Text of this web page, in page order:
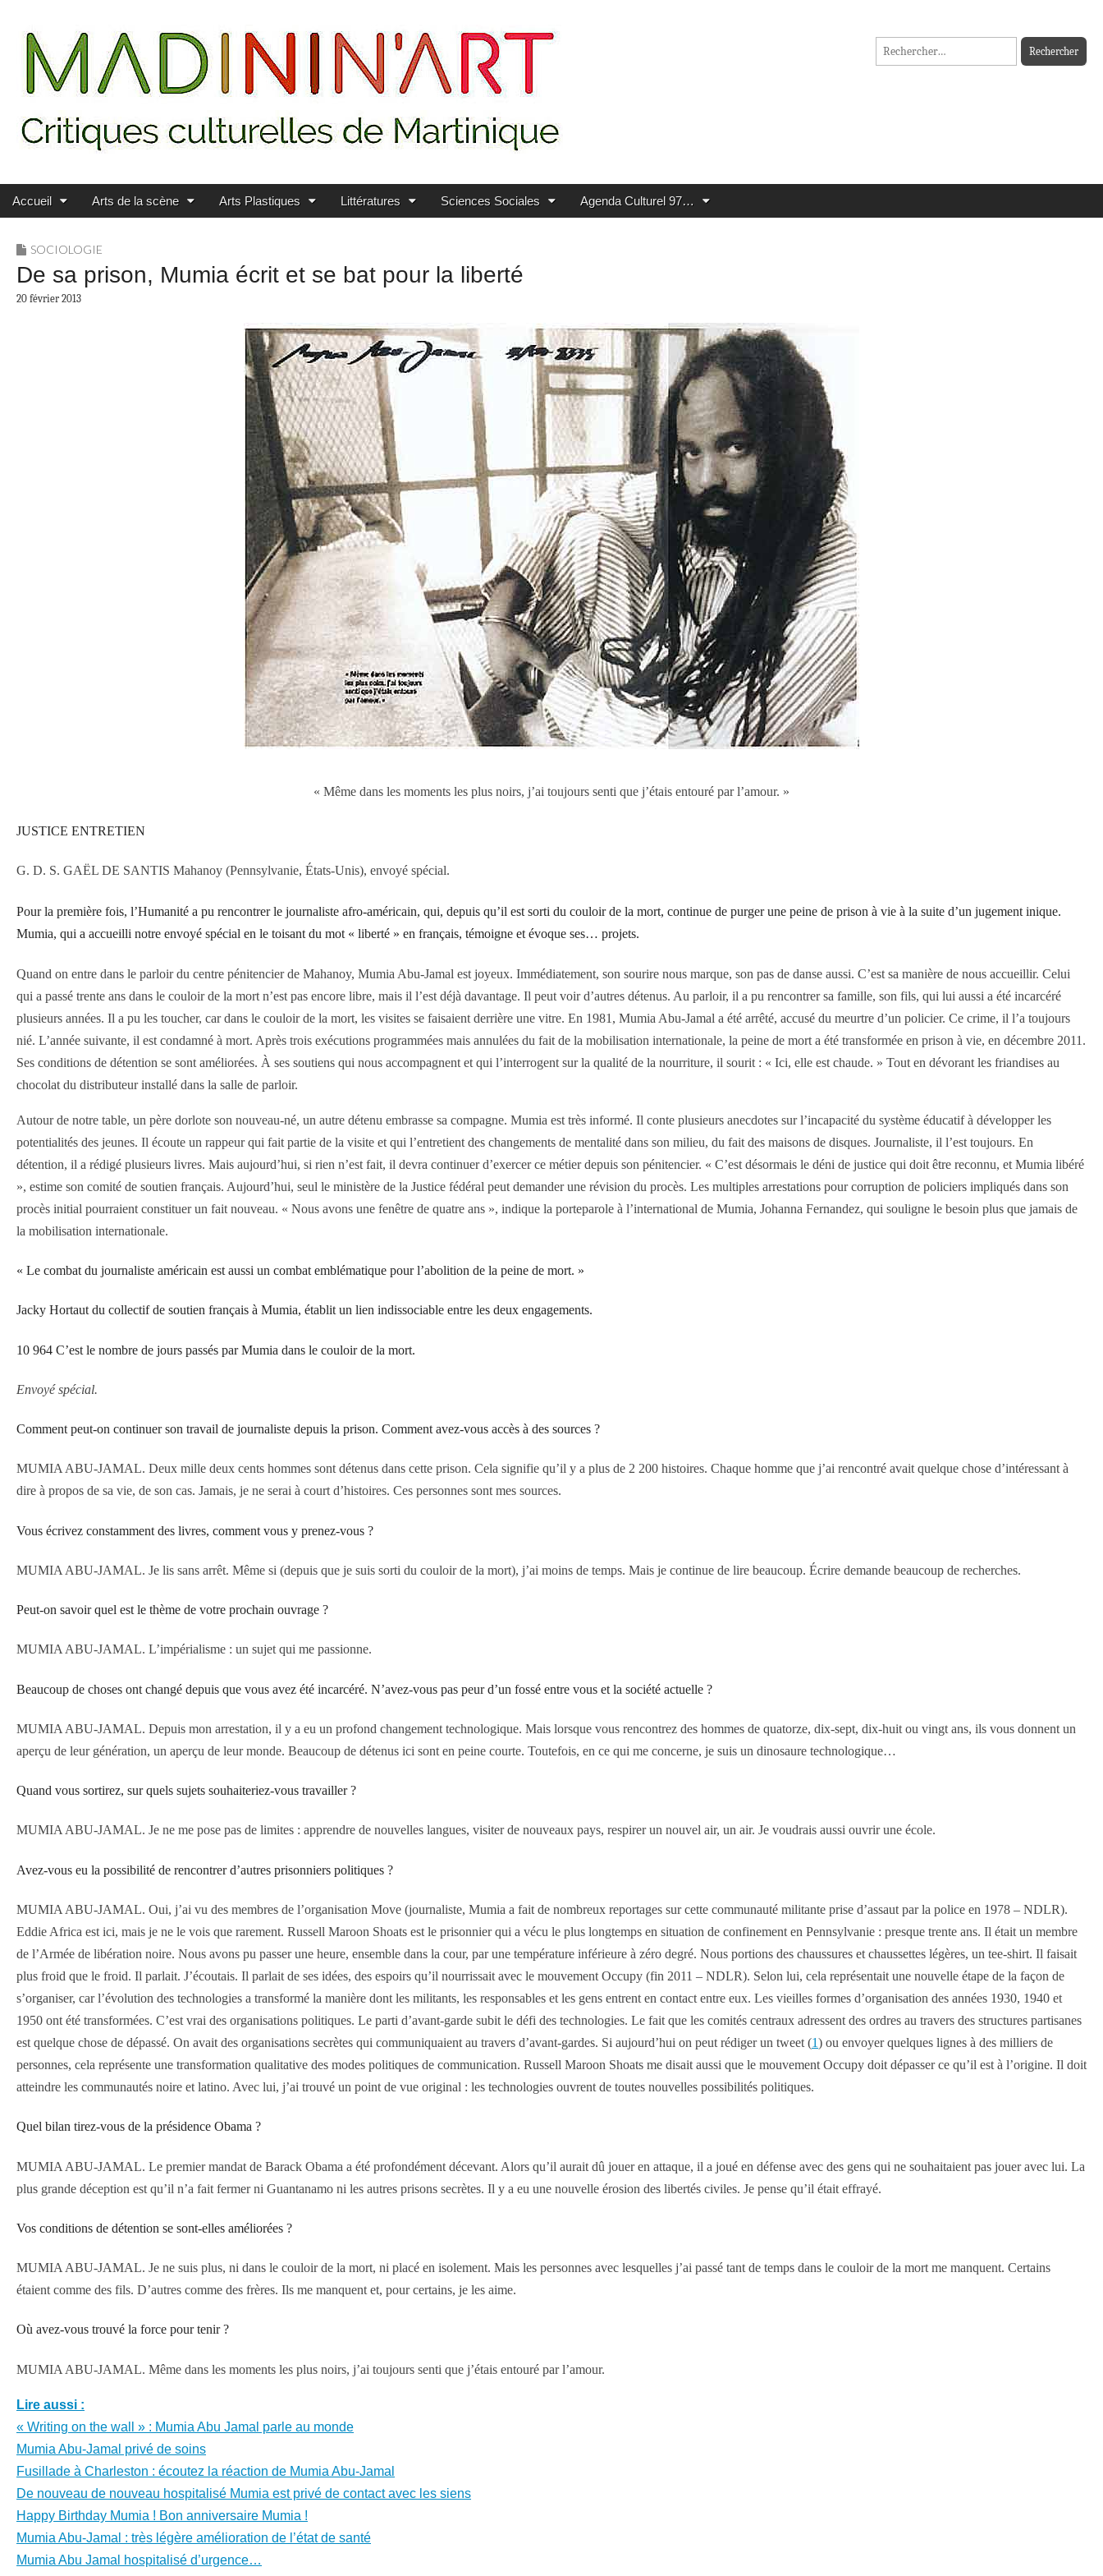
MADININ'ART
Rechercher :
Main menu
Skip to content
Accueil Arts de la scène Arts Plastiques Littératures Sciences Sociales Agenda Culturel 97…
SOCIOLOGIE
De sa prison, Mumia écrit et se bat pour la liberté
20 février 2013
« Même dans les moments les plus noirs, j’ai toujours senti que j’étais entouré par l’amour. »
JUSTICE ENTRETIEN
G. D. S. GAËL DE SANTIS Mahanoy (Pennsylvanie, États-Unis), envoyé spécial.
Pour la première fois, l’Humanité a pu rencontrer le journaliste afro-américain, qui, depuis qu’il est sorti du couloir de la mort, continue de purger une peine de prison à vie à la suite d’un jugement inique.
Mumia, qui a accueilli notre envoyé spécial en le toisant du mot « liberté » en français, témoigne et évoque ses… projets.
Quand on entre dans le parloir du centre pénitencier de Mahanoy, Mumia Abu-Jamal est joyeux. Immédiatement, son sourire nous marque, son pas de danse aussi. C’est sa manière de nous accueillir. Celui
qui a passé trente ans dans le couloir de la mort n’est pas encore libre, mais il l’est déjà davantage. Il peut voir d’autres détenus. Au parloir, il a pu rencontrer sa famille, son fils, qui lui aussi a été incarcéré
plusieurs années. Il a pu les toucher, car dans le couloir de la mort, les visites se faisaient derrière une vitre. En 1981, Mumia Abu-Jamal a été arrêté, accusé du meurtre d’un policier. Ce crime, il l’a toujours
nié. L’année suivante, il est condamné à mort. Après trois exécutions programmées mais annulées du fait de la mobilisation internationale, la peine de mort a été transformée en prison à vie, en décembre 2011.
Ses conditions de détention se sont améliorées. À ses soutiens qui nous accompagnent et qui l’interrogent sur la qualité de la nourriture, il sourit : « Ici, elle est chaude. » Tout en dévorant les friandises au
chocolat du distributeur installé dans la salle de parloir.
Autour de notre table, un père dorlote son nouveau-né, un autre détenu embrasse sa compagne. Mumia est très informé. Il conte plusieurs anecdotes sur l’incapacité du système éducatif à développer les
potentialités des jeunes. Il écoute un rappeur qui fait partie de la visite et qui l’entretient des changements de mentalité dans son milieu, du fait des maisons de disques. Journaliste, il l’est toujours. En
détention, il a rédigé plusieurs livres. Mais aujourd’hui, si rien n’est fait, il devra continuer d’exercer ce métier depuis son pénitencier. « C’est désormais le déni de justice qui doit être reconnu, et Mumia libéré
», estime son comité de soutien français. Aujourd’hui, seul le ministère de la Justice fédéral peut demander une révision du procès. Les multiples arrestations pour corruption de policiers impliqués dans son
procès initial pourraient constituer un fait nouveau. « Nous avons une fenêtre de quatre ans », indique la porteparole à l’international de Mumia, Johanna Fernandez, qui souligne le besoin plus que jamais de
la mobilisation internationale.
« Le combat du journaliste américain est aussi un combat emblématique pour l’abolition de la peine de mort. »
Jacky Hortaut du collectif de soutien français à Mumia, établit un lien indissociable entre les deux engagements.
10 964 C’est le nombre de jours passés par Mumia dans le couloir de la mort.
Envoyé spécial.
Comment peut-on continuer son travail de journaliste depuis la prison. Comment avez-vous accès à des sources ?
MUMIA ABU-JAMAL. Deux mille deux cents hommes sont détenus dans cette prison. Cela signifie qu’il y a plus de 2 200 histoires. Chaque homme que j’ai rencontré avait quelque chose d’intéressant à
dire à propos de sa vie, de son cas. Jamais, je ne serai à court d’histoires. Ces personnes sont mes sources.
Vous écrivez constamment des livres, comment vous y prenez-vous ?
MUMIA ABU-JAMAL. Je lis sans arrêt. Même si (depuis que je suis sorti du couloir de la mort), j’ai moins de temps. Mais je continue de lire beaucoup. Écrire demande beaucoup de recherches.
Peut-on savoir quel est le thème de votre prochain ouvrage ?
MUMIA ABU-JAMAL. L’impérialisme : un sujet qui me passionne.
Beaucoup de choses ont changé depuis que vous avez été incarcéré. N’avez-vous pas peur d’un fossé entre vous et la société actuelle ?
MUMIA ABU-JAMAL. Depuis mon arrestation, il y a eu un profond changement technologique. Mais lorsque vous rencontrez des hommes de quatorze, dix-sept, dix-huit ou vingt ans, ils vous donnent un
aperçu de leur génération, un aperçu de leur monde. Beaucoup de détenus ici sont en peine courte. Toutefois, en ce qui me concerne, je suis un dinosaure technologique…
Quand vous sortirez, sur quels sujets souhaiteriez-vous travailler ?
MUMIA ABU-JAMAL. Je ne me pose pas de limites : apprendre de nouvelles langues, visiter de nouveaux pays, respirer un nouvel air, un air. Je voudrais aussi ouvrir une école.
Avez-vous eu la possibilité de rencontrer d’autres prisonniers politiques ?
MUMIA ABU-JAMAL. Oui, j’ai vu des membres de l’organisation Move (journaliste, Mumia a fait de nombreux reportages sur cette communauté militante prise d’assaut par la police en 1978 – NDLR).
Eddie Africa est ici, mais je ne le vois que rarement. Russell Maroon Shoats est le prisonnier qui a vécu le plus longtemps en situation de confinement en Pennsylvanie : presque trente ans. Il était un membre
de l’Armée de libération noire. Nous avons pu passer une heure, ensemble dans la cour, par une température inférieure à zéro degré. Nous portions des chaussures et chaussettes légères, un tee-shirt. Il faisait
plus froid que le froid. Il parlait. J’écoutais. Il parlait de ses idées, des espoirs qu’il nourrissait avec le mouvement Occupy (fin 2011 – NDLR). Selon lui, cela représentait une nouvelle étape de la façon de
s’organiser, car l’évolution des technologies a transformé la manière dont les militants, les responsables et les gens entrent en contact entre eux. Les vieilles formes d’organisation des années 1930, 1940 et
1950 ont été transformées. C’est vrai des organisations politiques. Le parti d’avant-garde subit le défi des technologies. Le fait que les comités centraux adressent des ordres au travers des structures partisanes
est quelque chose de dépassé. On avait des organisations secrètes qui communiquaient au travers d’avant-gardes. Si aujourd’hui on peut rédiger un tweet (1) ou envoyer quelques lignes à des milliers de
personnes, cela représente une transformation qualitative des modes politiques de communication. Russell Maroon Shoats me disait aussi que le mouvement Occupy doit dépasser ce qu’il est à l’origine. Il doit
atteindre les communautés noire et latino. Avec lui, j’ai trouvé un point de vue original : les technologies ouvrent de toutes nouvelles possibilités politiques.
Quel bilan tirez-vous de la présidence Obama ?
MUMIA ABU-JAMAL. Le premier mandat de Barack Obama a été profondément décevant. Alors qu’il aurait dû jouer en attaque, il a joué en défense avec des gens qui ne souhaitaient pas jouer avec lui. La
plus grande déception est qu’il n’a fait fermer ni Guantanamo ni les autres prisons secrètes. Il y a eu une nouvelle érosion des libertés civiles. Je pense qu’il était effrayé.
Vos conditions de détention se sont-elles améliorées ?
MUMIA ABU-JAMAL. Je ne suis plus, ni dans le couloir de la mort, ni placé en isolement. Mais les personnes avec lesquelles j’ai passé tant de temps dans le couloir de la mort me manquent. Certains
étaient comme des fils. D’autres comme des frères. Ils me manquent et, pour certains, je les aime.
Où avez-vous trouvé la force pour tenir ?
MUMIA ABU-JAMAL. Même dans les moments les plus noirs, j’ai toujours senti que j’étais entouré par l’amour.
Lire aussi :
« Writing on the wall » : Mumia Abu Jamal parle au monde
Mumia Abu-Jamal privé de soins
Fusillade à Charleston : écoutez la réaction de Mumia Abu-Jamal
De nouveau de nouveau hospitalisé Mumia est privé de contact avec les siens
Happy Birthday Mumia ! Bon anniversaire Mumia !
Mumia Abu-Jamal : très légère amélioration de l’état de santé
Mumia Abu Jamal hospitalisé d’urgence…